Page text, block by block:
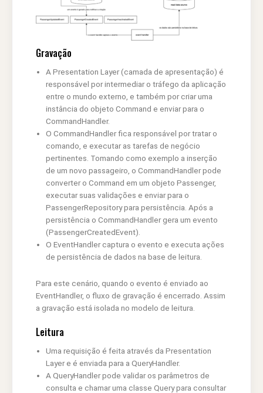
Gravação
A Presentation Layer (camada de apresentação) é
responsável por intermediar o tráfego da aplicação
entre o mundo externo, e também por criar uma
instância do objeto Command e enviar para o
CommandHandler.
O CommandHandler fica responsável por tratar o
comando, e executar as tarefas de negócio
pertinentes. Tomando como exemplo a inserção
de um novo passageiro, o CommandHandler pode
converter o Command em um objeto Passenger,
executar suas validações e enviar para o
PassengerRepository para persistência. Após a
persistência o CommandHandler gera um evento
(PassengerCreatedEvent).
O EventHandler captura o evento e executa ações
de persistência de dados na base de leitura.
Para este cenário, quando o evento é enviado ao
EventHandler, o fluxo de gravação é encerrado. Assim
a gravação está isolada no modelo de leitura.
Leitura
Uma requisição é feita através da Presentation
Layer e é enviada para a QueryHandler.
A QueryHandler pode validar os parâmetros de
consulta e chamar uma classe Query para consultar